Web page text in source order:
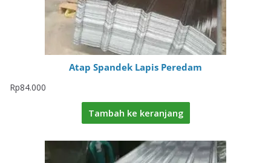
Atap Spandek Lapis Peredam
Rp84.000
Tambah ke keranjang